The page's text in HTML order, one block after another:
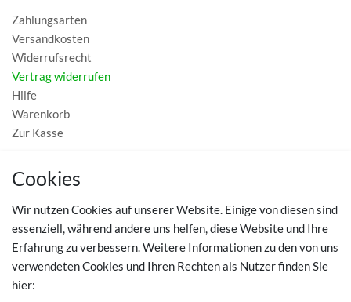
Zahlungsarten
Versandkosten
Widerrufsrecht
Vertrag widerrufen
Hilfe
Warenkorb
Zur Kasse
MEIN KONTO
Login
TOP SCHUHTHEMEN
Hausschuhe - Bequeme Schuhe für zuhause
Cookies
Wir nutzen Cookies auf unserer Website. Einige von diesen sind
essenziell, während andere uns helfen, diese Website und Ihre
Erfahrung zu verbessern. Weitere Informationen zu den von uns
verwendeten Cookies und Ihren Rechten als Nutzer finden Sie
hier: